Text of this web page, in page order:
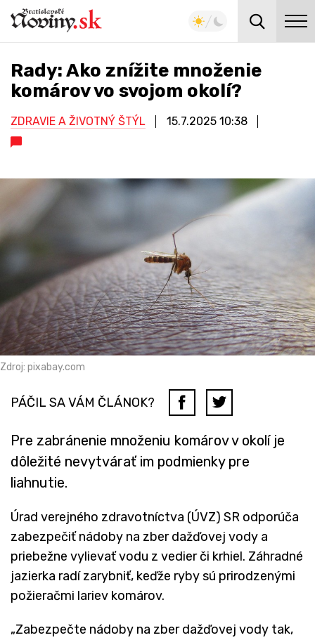
Rady: Ako znížite množenie
komárov vo svojom okolí?
ZDRAVIE A ŽIVOTNÝ ŠTÝL 15.7.2025 10:38
Zdroj: pixabay.com
PÁČIL SA VÁM ČLÁNOK?
Pre zabránenie množeniu komárov v okolí je
dôležité nevytvárať im podmienky pre
liahnutie.
Úrad verejného zdravotníctva (ÚVZ) SR odporúča
zabezpečiť nádoby na zber dažďovej vody a
priebežne vylievať vodu z vedier či krhiel. Záhradné
jazierka radí zarybniť, keďže ryby sú prirodzenými
požieračmi lariev komárov.
„Zabezpečte nádoby na zber dažďovej vody tak,